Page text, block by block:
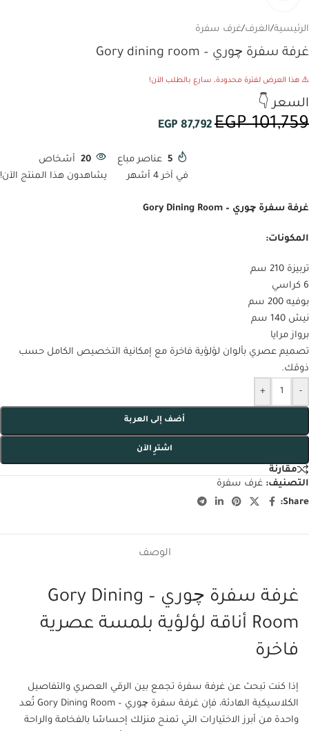
الرئيسية/الغرف/غرف سفرة
غرفة سفرة چوري – Gory dining room
⚠️ هذا العرض لفترة محدودة، سارع بالطلب الآن!
السعر 👇
EGP101,759
EGP 87,792
5 عناصر مباع
في آخر 4 أشهر
20
أشخاص
يشاهدون هذا المنتج الآن!
غرفة سفرة چوري – Gory Dining Room
المكونات:
تربيزة 210 سم
6 كراسي
بوفيه 200 سم
نيش 140 سم
برواز مرايا
تصميم عصري بألوان لؤلؤية فاخرة مع إمكانية التخصيص الكامل حسب
ذوقك.
-
+
أضف إلى العربة
اشترِ الآن
مقارنة
التصنيف: غرف سفرة
Share:
الوصف
غرفة سفرة چوري – Gory Dining
Room أناقة لؤلؤية بلمسة عصرية
فاخرة
إذا كنت تبحث عن غرفة سفرة تجمع بين الرقي العصري والتفاصيل
الكلاسيكية الهادئة، فإن غرفة سفرة چوري – Gory Dining Room تُعد
واحدة من أبرز الاختيارات التي تمنح منزلك إحساسًا بالفخامة والراحة